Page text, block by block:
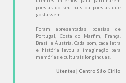
poesias do seu país ou poesias que
gostassem.
Foram apresentadas poesias de
Portugal, Costa do Marfim, França,
Brasil e Áustria. Cada som, cada letra
e história levou a imaginação para
memórias e culturais longínquas.
Utentes | Centro São Cirilo